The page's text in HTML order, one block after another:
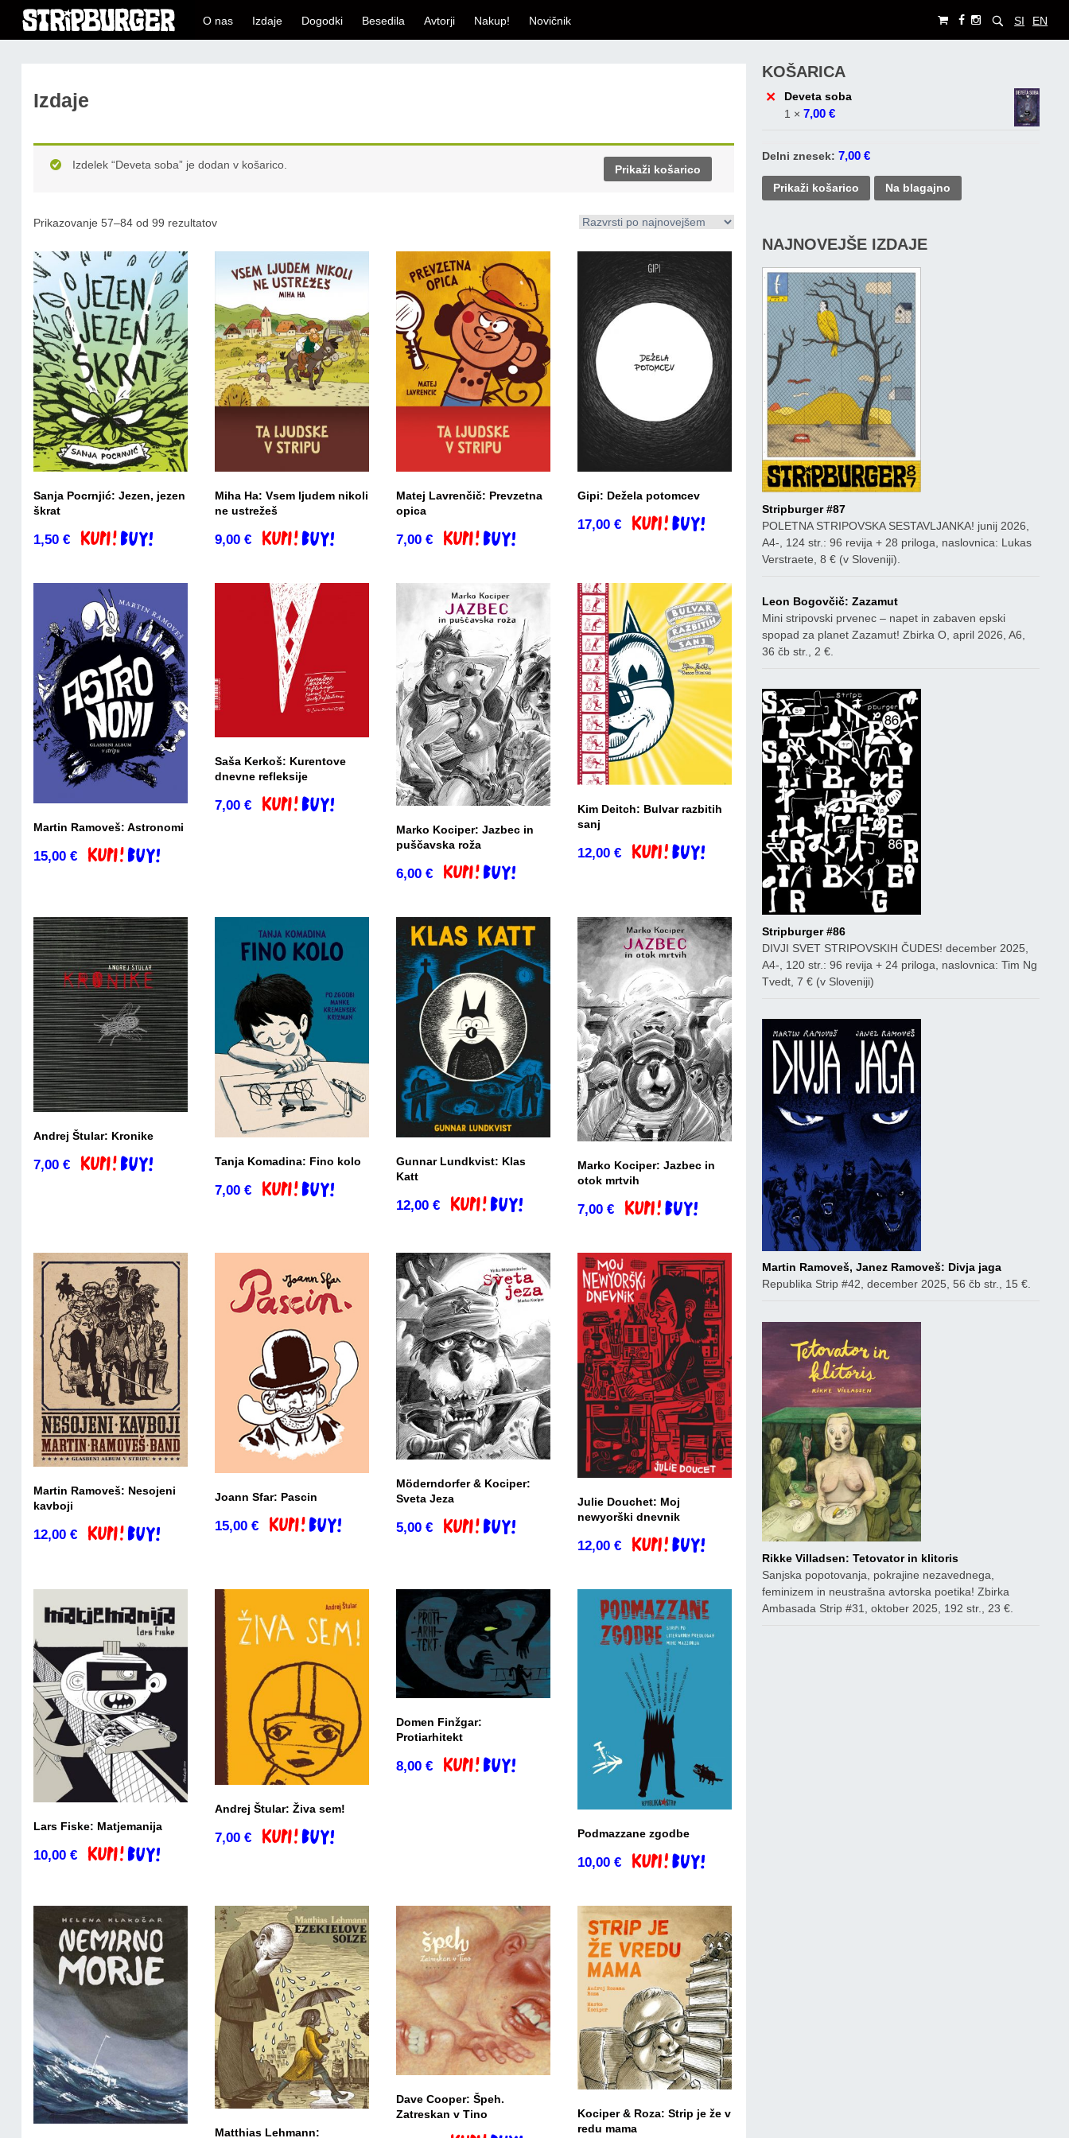
O nas Izdaje Dogodki Besedila Avtorji Nakup! Novičnik SI EN
Izdaje
Prikaži košarico
Izdelek “Deveta soba” je dodan v košarico.
Prikazovanje 57–84 od 99 rezultatov
Sanja Pocrnjić: Jezen, jezen
škrat
1,50 € Dodaj v košarico
Miha Ha: Vsem ljudem nikoli
ne ustrežeš
9,00 € Dodaj v košarico
Matej Lavrenčič: Prevzetna
opica
7,00 € Dodaj v košarico
Gipi: Dežela potomcev
17,00 € Dodaj v košarico
Martin Ramoveš: Astronomi
15,00 € Dodaj v košarico
Saša Kerkoš: Kurentove
dnevne refleksije
7,00 €
Dodaj v košarico
Marko Kociper: Jazbec in
puščavska roža
6,00 € Dodaj v košarico
Kim Deitch: Bulvar razbitih
sanj
12,00 € Dodaj v košarico
Andrej Štular: Kronike
7,00 € Dodaj v košarico Tanja Komadina: Fino kolo
7,00 € Dodaj v košarico
Gunnar Lundkvist: Klas
Katt
12,00 € Dodaj v košarico
Marko Kociper: Jazbec in
otok mrtvih
7,00 € Dodaj v košarico
Martin Ramoveš: Nesojeni
kavboji
12,00 € Dodaj v košarico
Joann Sfar: Pascin
15,00 € Dodaj v košarico
Möderndorfer & Kociper:
Sveta Jeza
5,00 € Dodaj v košarico
Julie Douchet: Moj
newyorški dnevnik
12,00 € Dodaj v košarico
Lars Fiske: Matjemanija
10,00 € Dodaj v košarico
Andrej Štular: Živa sem!
7,00 € Dodaj v košarico
Domen Finžgar:
Protiarhitekt
8,00 € Dodaj v košarico
Podmazzane zgodbe
10,00 € Dodaj v košarico
Matthias Lehmann:
Dave Cooper: Špeh.
Zatreskan v Tino
Kociper & Roza: Strip je že v
redu mama
KOŠARICA
×
Deveta soba
1 ×7,00€
Delni znesek: 7,00€
Prikaži košarico Na blagajno
NAJNOVEJŠE IZDAJE
Stripburger #87
POLETNA STRIPOVSKA SESTAVLJANKA! junij 2026,
A4-, 124 str.: 96 revija + 28 priloga, naslovnica: Lukas
Verstraete, 8 € (v Sloveniji).
Leon Bogovčič: Zazamut
Mini stripovski prvenec – napet in zabaven epski
spopad za planet Zazamut! Zbirka O, april 2026, A6,
36 čb str., 2 €.
Stripburger #86
DIVJI SVET STRIPOVSKIH ČUDES! december 2025,
A4-, 120 str.: 96 revija + 24 priloga, naslovnica: Tim Ng
Tvedt, 7 € (v Sloveniji)
Martin Ramoveš, Janez Ramoveš: Divja jaga
Republika Strip #42, december 2025, 56 čb str., 15 €.
Rikke Villadsen: Tetovator in klitoris
Sanjska popotovanja, pokrajine nezavednega,
feminizem in neustrašna avtorska poetika! Zbirka
Ambasada Strip #31, oktober 2025, 192 str., 23 €.